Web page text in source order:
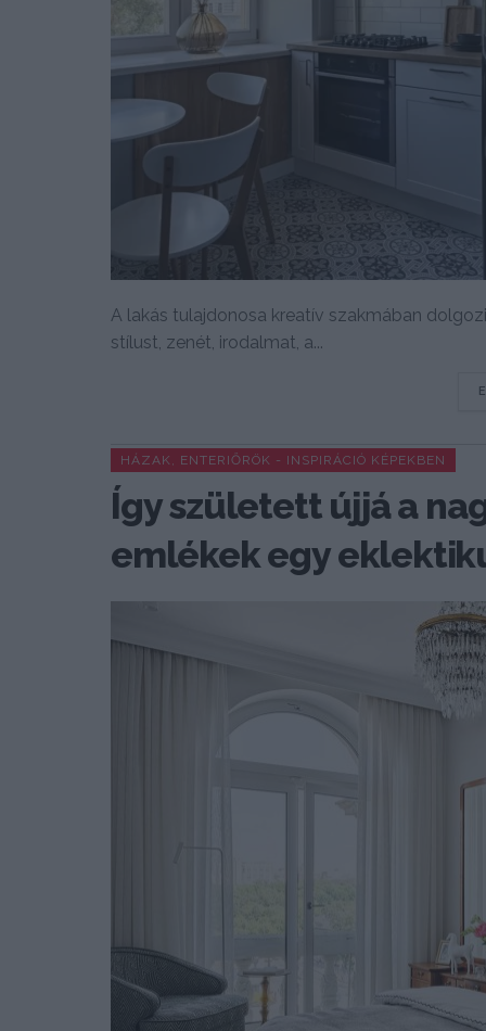
A lakás tulajdonosa kreatív szakmában
stílust, zenét, irodalmat, a...
HÁZAK, ENTERIŐRÖK - INSPIRÁCIÓ KÉPEKBEN
Így született újjá a
emlékek egy